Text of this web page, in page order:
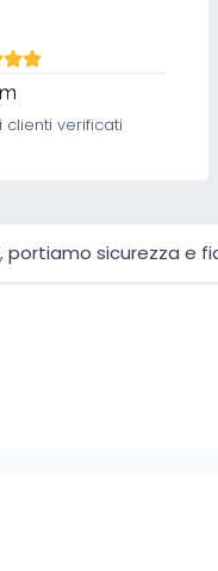
clienti verificati
portiamo sicurezza e